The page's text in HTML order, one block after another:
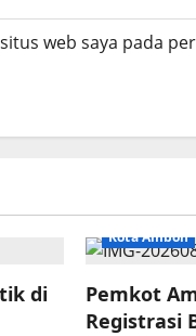
web saya pada
di
Kota Ambon
Pemkot
Registrasi